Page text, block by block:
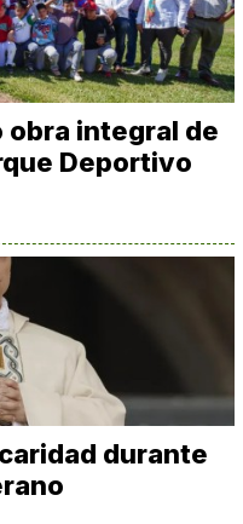
integral de
Deportivo
durante